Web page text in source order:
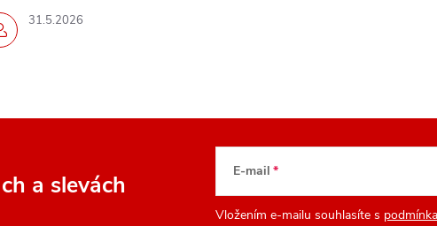
31.5.2026
a slevách E-mail
Vložením e-mailu souhlasíte s